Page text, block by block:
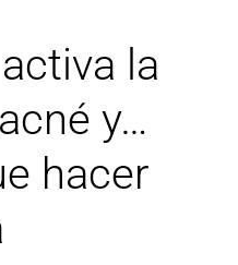
la
y…
hacer